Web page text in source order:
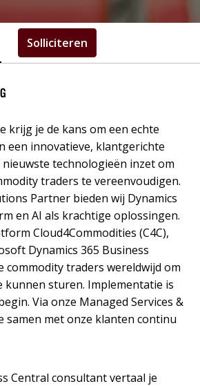
Solliciteren
krijg je de kans om een echte
een innovatieve, klantgerichte
technologieën inzet om
traders te vereenvoudigen.
Partner bieden wij Dynamics
en AI als krachtige oplossingen.
Cloud4Commodities (C4C),
Dynamics 365 Business
commodity traders wereldwijd om
kunnen sturen. Implementatie is
Via onze Managed Services &
samen met onze klanten continu
Central consultant vertaal je